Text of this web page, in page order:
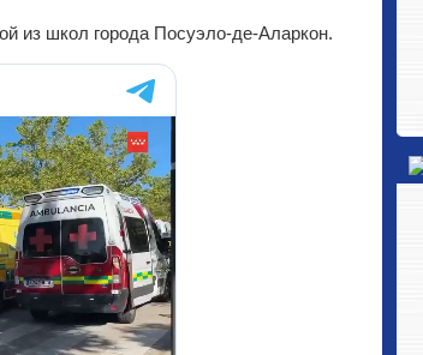
из школ города Посуэло-де-Аларкон.